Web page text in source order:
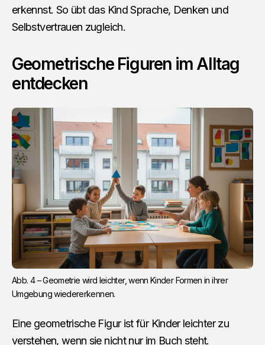
erkennst. So übt das Kind Sprache, Denken und
Selbstvertrauen zugleich.
Geometrische Figuren im Alltag
entdecken
Abb. 4 – Geometrie wird leichter, wenn Kinder Formen in ihrer
Umgebung wiedererkennen.
Eine geometrische Figur ist für Kinder leichter zu
verstehen, wenn sie nicht nur im Buch steht.